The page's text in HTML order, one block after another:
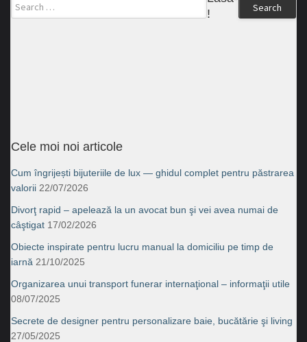
Search
!
Cele moi noi articole
Cum îngrijești bijuteriile de lux — ghidul complet pentru păstrarea
valorii 22/07/2026
Divorţ rapid – apelează la un avocat bun şi vei avea numai de
câştigat 17/02/2026
Obiecte inspirate pentru lucru manual la domiciliu pe timp de
iarnă 21/10/2025
Organizarea unui transport funerar internaţional – informaţii utile
08/07/2025
Secrete de designer pentru personalizare baie, bucătărie şi living
27/05/2025